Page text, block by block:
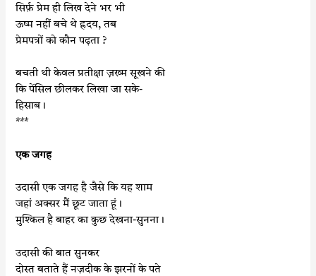
सिर्फ़ प्रेम ही लिख देने भर भी
ऊष्म नहीं बचे थे ह्रदय, तब
प्रेमपत्रों को कौन पढ़ता ?
बचती थी केवल प्रतीक्षा ज़ख्म सूखने की
कि पेंसिल छीलकर लिखा जा सके-
हिसाब।
***
एक जगह
उदासी एक जगह है जैसे कि यह शाम
जहां अक्सर मैं छूट जाता हूं।
मुश्किल है बाहर का कुछ देखना-सुनना।
उदासी की बात सुनकर
दोस्त बताते हैं नज़दीक के झरनों के पते